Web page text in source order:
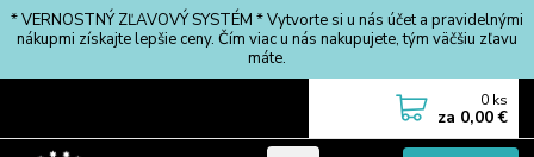
* VERNOSTNÝ ZĽAVOVÝ SYSTÉM * Vytvorte si u nás účet a pravidelnými
nákupmi získajte lepšie ceny. Čím viac u nás nakupujete, tým väčšiu zľavu
máte.
0 ks
za 0,00 €